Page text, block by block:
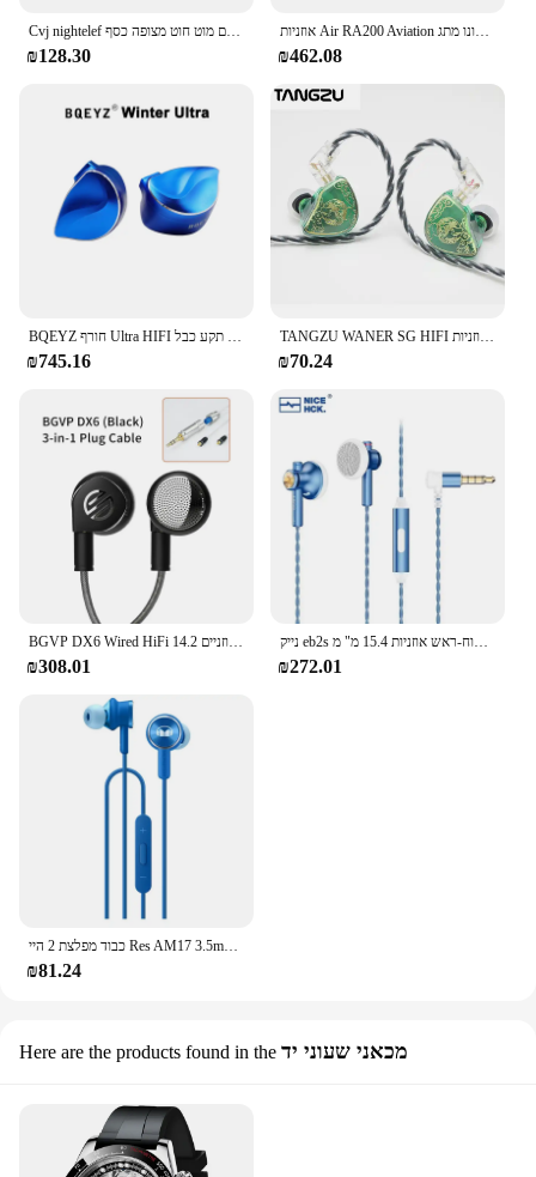
₪128.30
אוזניות Air RA200 Aviation עם תקעים כפולים מתג סטריאו מונו מתג MP3 כניסת מוזיקה כוללת תיק אוזניות ג'ל חותם לאוזן
₪462.08
₪745.16
TANGZU WANER SG HIFI מוסיקה ב-אוזן אוזניות IEM Earbud 0.78mm תקע להסרה כבל אוזניות
₪70.24
₪308.01
נייק eb2s פרו 3.5/4.4 מ "מ תקע מיקרופון שטוח-ראש אוזניות 15.4 מ" מ lcp דיאפרגמה דינמית מוסיקה דינמית מוסיקה
₪272.01
כבוד מפלצת 2 היי Res AM17 3.5mm ב-אוזן עם מרחוק ומיקרופון שליטת חוט אוזניות לxiaomi huawei
₪81.24
Here are the products found in the מכאני שעוני יד